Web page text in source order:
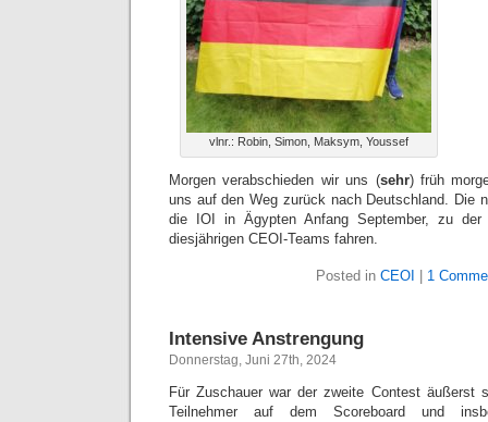
vlnr.: Robin, Simon, Maksym, Youssef
Morgen verabschieden wir uns (sehr) früh
uns auf den Weg zurück nach Deutschland. Die
die IOI in Ägypten Anfang September, zu
diesjährigen CEOI-Teams fahren.
Posted in CEOI 1
Intensive Anstrengung
Donnerstag, Juni 27th, 2024
Für Zuschauer war der zweite Contest äußerst
Teilnehmer auf dem Scoreboard und